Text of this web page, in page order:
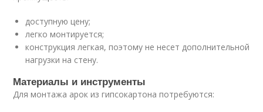
доступную цену;
легко монтируется;
конструкция легкая, поэтому не несет дополнительной
нагрузки на стену.
Материалы и инструменты
Для монтажа арок из гипсокартона потребуются: